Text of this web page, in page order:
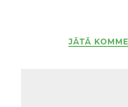
JÄTÄ